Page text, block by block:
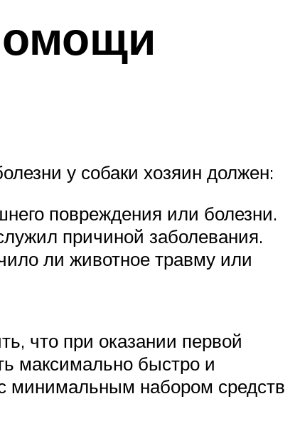
у собаки хозяин должен:
повреждения или болезни.
причиной заболевания.
ли животное травму или
что при оказании первой
максимально быстро и
минимальным набором средств